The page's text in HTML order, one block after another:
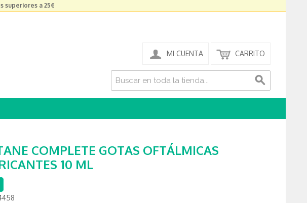
superiores a 25€
MI CUENTA CARRITO
COMPLETE GOTAS OFTÁLMICAS
10 ML